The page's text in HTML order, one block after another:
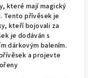
které mají magický
Tento přívěsek je
kteří bojovali za
je dodáván s
dárkovým balením.
a projevte